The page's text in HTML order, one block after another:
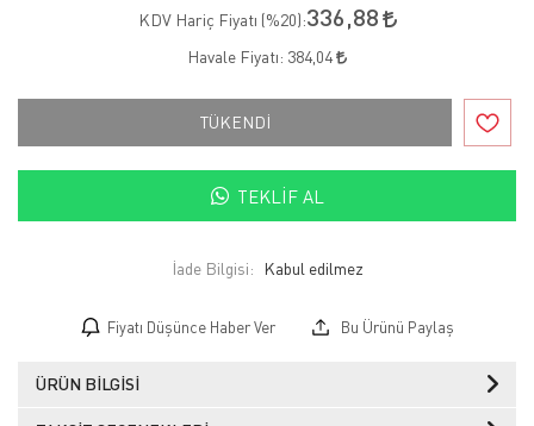
KDV Hariç Fiyatı (%20):336,88
Havale Fiyatı: 384,04
TÜKENDİ
TEKLIF AL
İade Bilgisi:
Fiyatı Düşünce Haber Ver Bu Ürünü Paylaş
ÜRÜN BILGISI